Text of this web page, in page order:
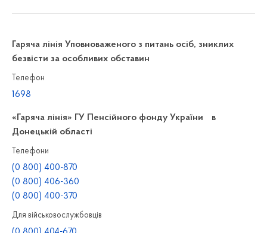
Гаряча лінія Уповноваженого з питань осіб, зниклих
безвісти за особливих обставин
Телефон
1698
«Гаряча лінія» ГУ Пенсійного фонду України в
Донецькій області
Телефони
(0 800) 400-870
(0 800) 406-360
(0 800) 400-370
Для військовослужбовців